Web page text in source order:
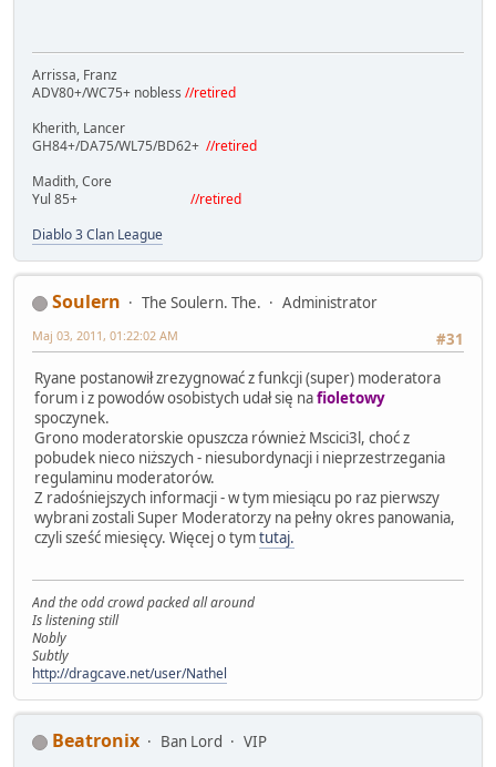
Arrissa, Franz
ADV80+/WC75+ nobless //retired
Kherith, Lancer
GH84+/DA75/WL75/BD62+ //retired
Madith, Core
Yul 85+ //retired
Diablo 3 Clan League
Soulern The Soulern. The.
Administrator
#31
Maj 03, 2011, 01:22:02 AM
Ryane postanowił zrezygnować z funkcji (super) moderatora
forum i z powodów osobistych udał się nafioletowy
spoczynek.
Grono moderatorskie opuszcza również Mscici3l, choć z
pobudek nieco niższych - niesubordynacji i nieprzestrzegania
regulaminu moderatorów.
Z radośniejszych informacji - w tym miesiącu po raz pierwszy
wybrani zostali Super Moderatorzy na pełny okres panowania,
czyli sześć miesięcy. Więcej o tymtutaj.
And the odd crowd packed all around
Is listening still
Nobly
Subtly
http://dragcave.net/user/Nathel
Beatronix Ban Lord VIP